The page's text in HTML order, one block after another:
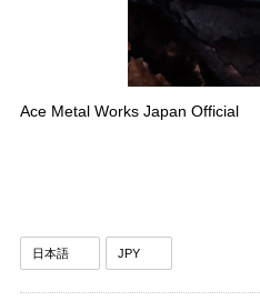
Ace Metal Works Japan Official